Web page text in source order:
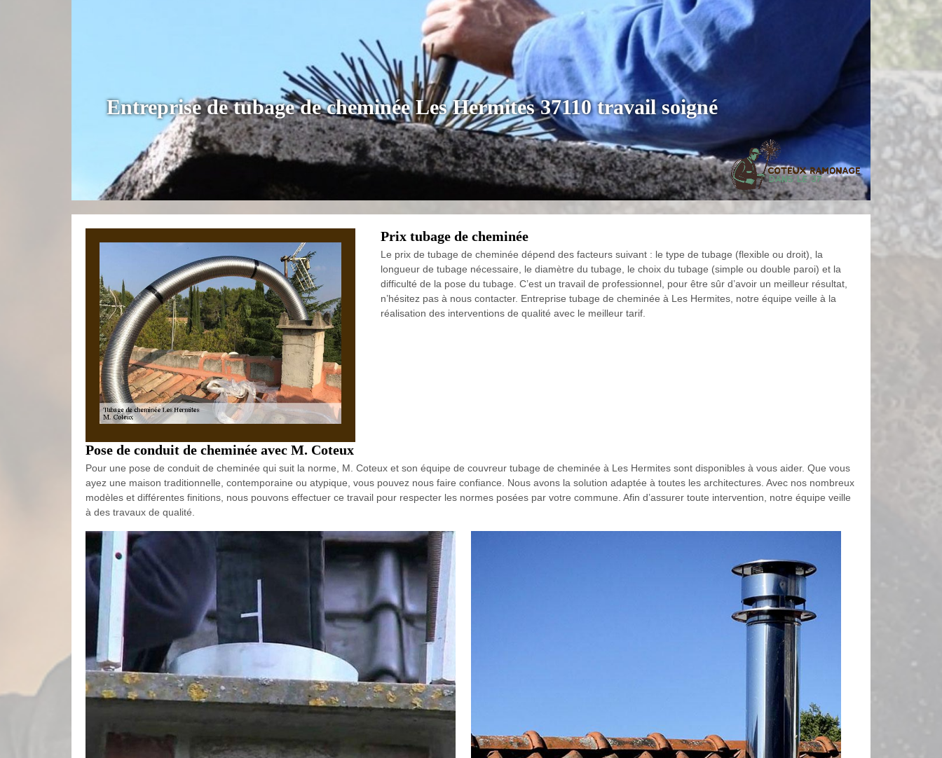
Entreprise de tubage de cheminée Les Hermites 37110 travail soigné
Prix tubage de cheminée
Le prix de tubage de cheminée dépend des facteurs suivant : le type de tubage (flexible ou droit), la
longueur de tubage nécessaire, le diamètre du tubage, le choix du tubage (simple ou double paroi) et la
difficulté de la pose du tubage. C’est un travail de professionnel, pour être sûr d’avoir un meilleur résultat,
n’hésitez pas à nous contacter. Entreprise tubage de cheminée à Les Hermites, notre équipe veille à la
réalisation des interventions de qualité avec le meilleur tarif.
Pose de conduit de cheminée avec M. Coteux
Pour une pose de conduit de cheminée qui suit la norme, M. Coteux et son équipe de couvreur tubage de cheminée à Les Hermites sont disponibles à vous aider. Que vous
ayez une maison traditionnelle, contemporaine ou atypique, vous pouvez nous faire confiance. Nous avons la solution adaptée à toutes les architectures. Avec nos nombreux
modèles et différentes finitions, nous pouvons effectuer ce travail pour respecter les normes posées par votre commune. Afin d’assurer toute intervention, notre équipe veille
à des travaux de qualité.